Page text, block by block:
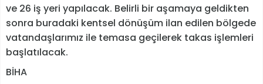
ve 26 iş yeri yapılacak. Belirli bir aşamaya geldikten
sonra buradaki kentsel dönüşüm ilan edilen bölgede
vatandaşlarımız ile temasa geçilerek takas işlemleri
başlatılacak.
BİHA